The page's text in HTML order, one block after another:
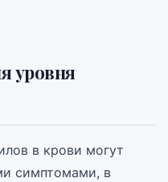
уровня
в крови могут
симптомами, в